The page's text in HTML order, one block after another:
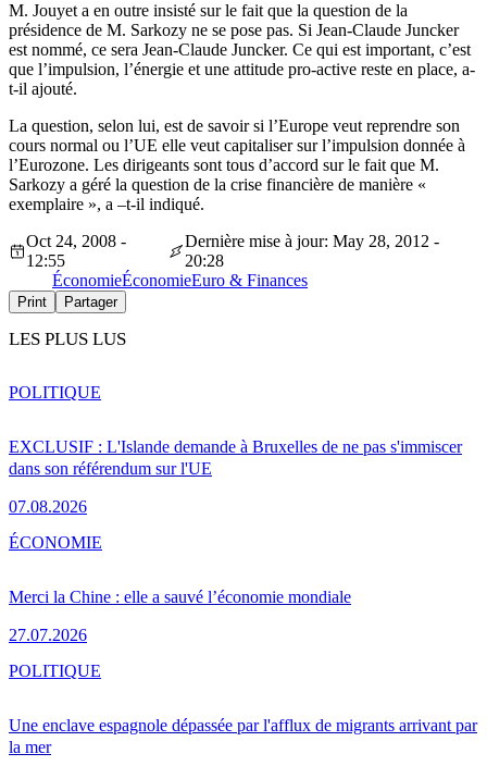
M. Jouyet a en outre insisté sur le fait que la question de la
présidence de M. Sarkozy ne se pose pas. Si Jean-Claude Juncker
est nommé, ce sera Jean-Claude Juncker. Ce qui est important, c’est
que l’impulsion, l’énergie et une attitude pro-active reste en place, a-
t-il ajouté.
La question, selon lui, est de savoir si l’Europe veut reprendre son
cours normal ou l’UE elle veut capitaliser sur l’impulsion donnée à
l’Eurozone. Les dirigeants sont tous d’accord sur le fait que M.
Sarkozy a géré la question de la crise financière de manière «
exemplaire », a –t-il indiqué.
Oct 24, 2008 -
12:55
Dernière mise à jour: May 28, 2012 -
20:28
ÉconomieÉconomieEuro & Finances
Print Partager
LES PLUS LUS
EXCLUSIF : L'Islande demande à Bruxelles de ne pas s'immiscer
dans son référendum sur l'UE
07.08.2026
POLITIQUE
Merci la Chine : elle a sauvé l’économie mondiale
27.07.2026
ÉCONOMIE
Une enclave espagnole dépassée par l'afflux de migrants arrivant par
la mer
POLITIQUE